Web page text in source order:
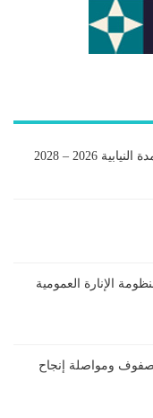
– 2028
الإنارة العمومية
ومواصلة إنجاح